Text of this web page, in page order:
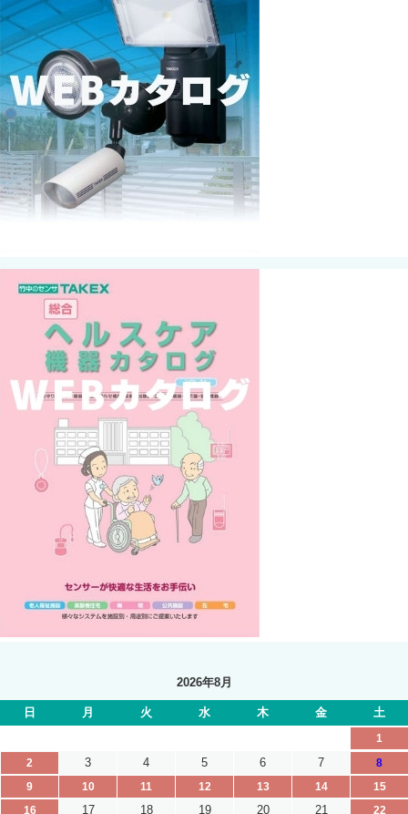
2026年8月
日 月 火 水 木 金 土
1
2
3 4 5 6 7
8
9
10 11 12 13 14
15
16
17 18 19 20 21 22